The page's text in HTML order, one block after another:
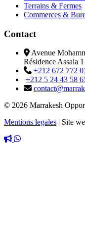
Terrains & Fermes
Commerces &
Contact
Avenue
Résidence Assala
+212 672 772
+212 5 24 43 58
© 2026 Marrakesh
Mentions legales | Site